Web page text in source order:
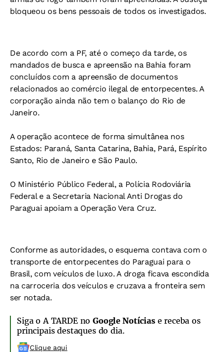
bloqueou os bens pessoais de todos os investigados.
De acordo com a PF, até o começo da tarde, os
mandados de busca e apreensão na Bahia foram
concluídos com a apreensão de documentos
relacionados ao comércio ilegal de entorpecentes. A
corporação ainda não tem o balanço do Rio de
Janeiro.
A operação acontece de forma simultânea nos
Estados: Paraná, Santa Catarina, Bahia, Pará, Espírito
Santo, Rio de Janeiro e São Paulo.
O Ministério Público Federal, a Polícia Rodoviária
Federal e a Secretaria Nacional Anti Drogas do
Paraguai apoiam a Operação Vera Cruz.
Conforme as autoridades, o esquema contava com o
transporte de entorpecentes do Paraguai para o
Brasil, com veículos de luxo. A droga ficava escondida
na carroceria dos veículos e cruzava a fronteira sem
ser notada.
Siga o A TARDE noGoogle Notíciase receba os
principais destaques do dia.
Clique aqui